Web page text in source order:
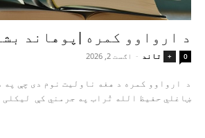
د ارواوو کمره |پوهاند
+ تاند - اګست 2, 2026 0
د ارواوو کمره د هغه ناولیت نوم دی چې په
ښاغلي حفیظ الله تُراب په جرمني کې لیکلی